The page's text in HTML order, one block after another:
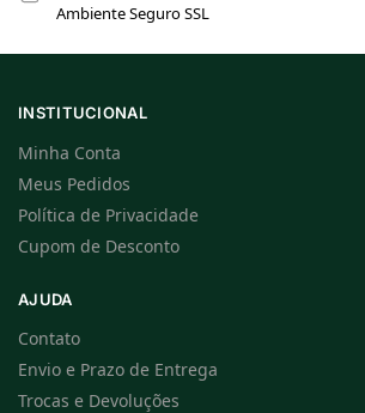
Ambiente Seguro SSL
INSTITUCIONAL
Minha Conta
Meus Pedidos
Política de Privacidade
Cupom de Desconto
AJUDA
Contato
Envio e Prazo de Entrega
Trocas e Devoluções